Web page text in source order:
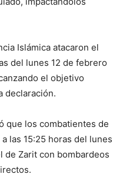
Islámica atacaron el
del lunes 12 de febrero
el objetivo
declaración.
que los combatientes de
las 15:25 horas del lunes
de Zarit con bombardeos